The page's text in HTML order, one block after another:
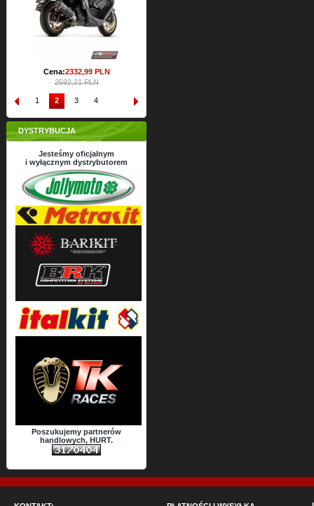
Cena:2332,99PLN
2592,21 PLN
1 2 3 4
DYSTRYBUCJA
Jesteśmy oficjalnym
i wyłącznym dystrybutorem
Poszukujemy partnerów
handlowych, HURT.